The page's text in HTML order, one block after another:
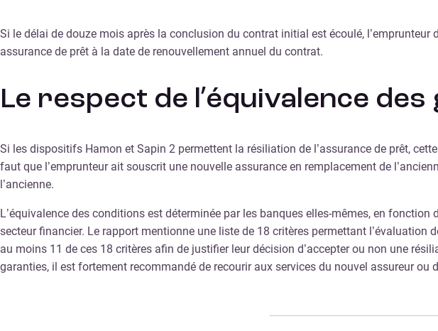
Si le délai de douze mois après la conclusion du contrat initial est écoulé,
assurance de prêt à la date de renouvellement annuel du contrat.
Le respect de l’équivalence
Si les dispositifs Hamon et Sapin 2 permettent la résiliation de l’assurance de prêt,
faut que l’emprunteur ait souscrit une nouvelle assurance en remplacement de
l’ancienne.
L’équivalence des conditions est déterminée par les banques elles-mêmes, en
secteur financier. Le rapport mentionne une liste de 18 critères permettant
au moins 11 de ces 18 critères afin de justifier leur décision d’accepter ou non une
garanties, il est fortement recommandé de recourir aux services du nouvel assureur